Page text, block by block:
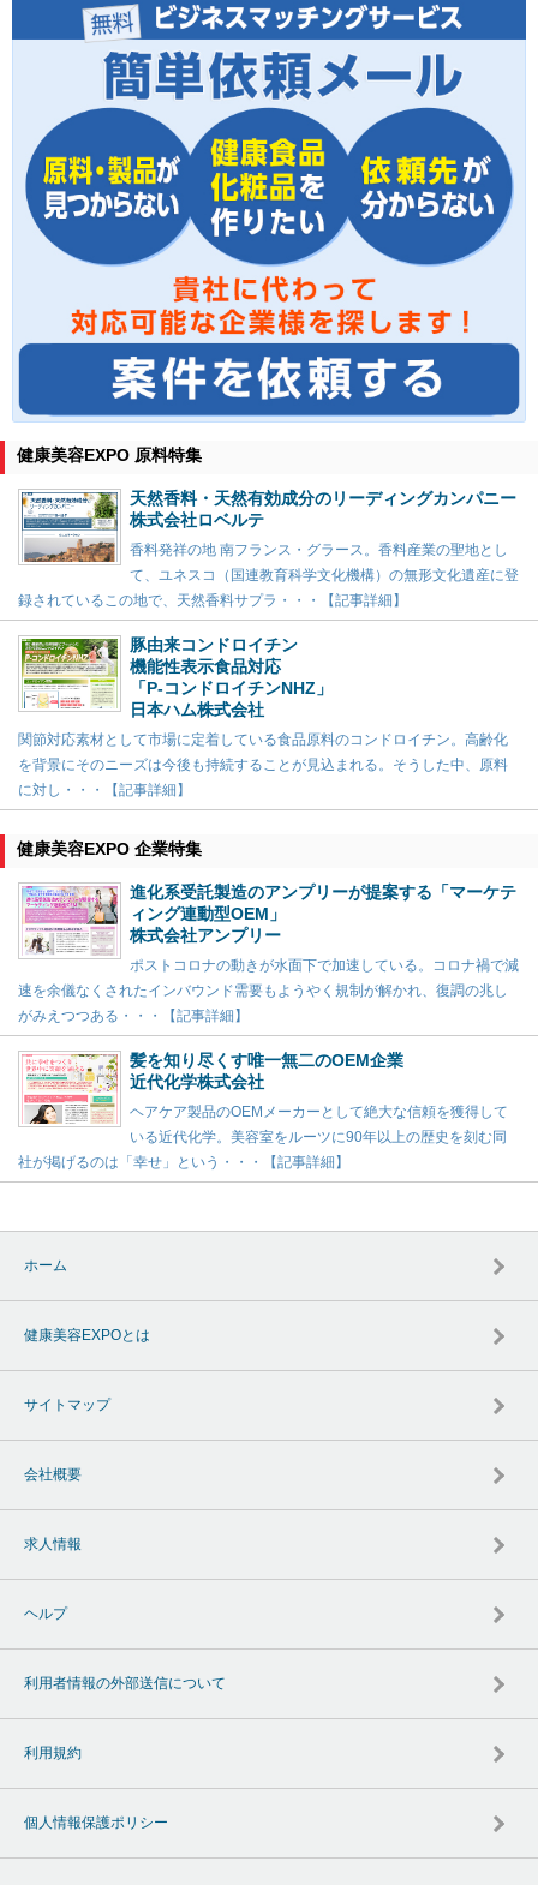
健康美容EXPO 原料特集
天然香料・天然有効成分のリーディングカンパニー
株式会社ロベルテ
香料発祥の地 南フランス・グラース。香料産業の聖地とし
て、ユネスコ（国連教育科学文化機構）の無形文化遺産に登
録されているこの地で、天然香料サプラ・・・【記事詳細】
豚由来コンドロイチン
機能性表示食品対応
「P-コンドロイチンNHZ」
日本ハム株式会社
関節対応素材として市場に定着している食品原料のコンドロイチン。高齢化
を背景にそのニーズは今後も持続することが見込まれる。そうした中、原料
に対し・・・【記事詳細】
健康美容EXPO 企業特集
進化系受託製造のアンプリーが提案する「マーケテ
ィング連動型OEM」
株式会社アンプリー
ポストコロナの動きが水面下で加速している。コロナ禍で減
速を余儀なくされたインバウンド需要もようやく規制が解かれ、復調の兆し
がみえつつある・・・【記事詳細】
髪を知り尽くす唯一無二のOEM企業
近代化学株式会社
ヘアケア製品のOEMメーカーとして絶大な信頼を獲得して
いる近代化学。美容室をルーツに90年以上の歴史を刻む同
社が掲げるのは「幸せ」という・・・【記事詳細】
ホーム
健康美容EXPOとは
サイトマップ
会社概要
求人情報
ヘルプ
利用者情報の外部送信について
利用規約
個人情報保護ポリシー